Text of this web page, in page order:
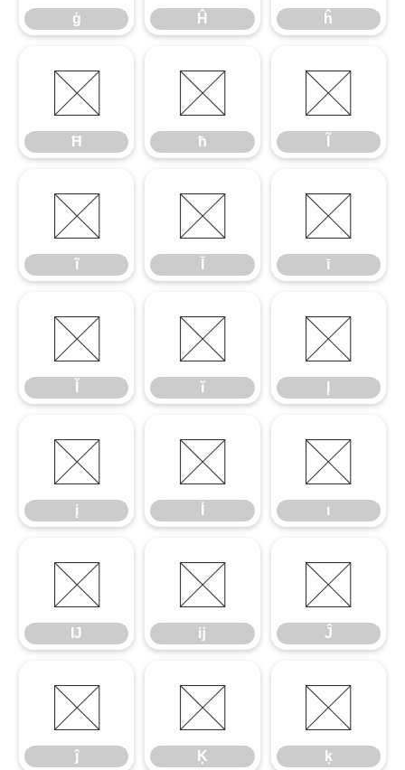
ģ Ĥ ĥ
Ħ
Ħ
ħ
ħ
Ĩ
ĩ
ĩ
Ī ī
ī
Ĭ ĭ
ĭ
Į
į
į
İ ı
ı
Ĳ
Ĳ
ĳ
ĳ
Ĵ
Ĵ
ĵ
ĵ
Ķ
Ķ
ķ
ķ